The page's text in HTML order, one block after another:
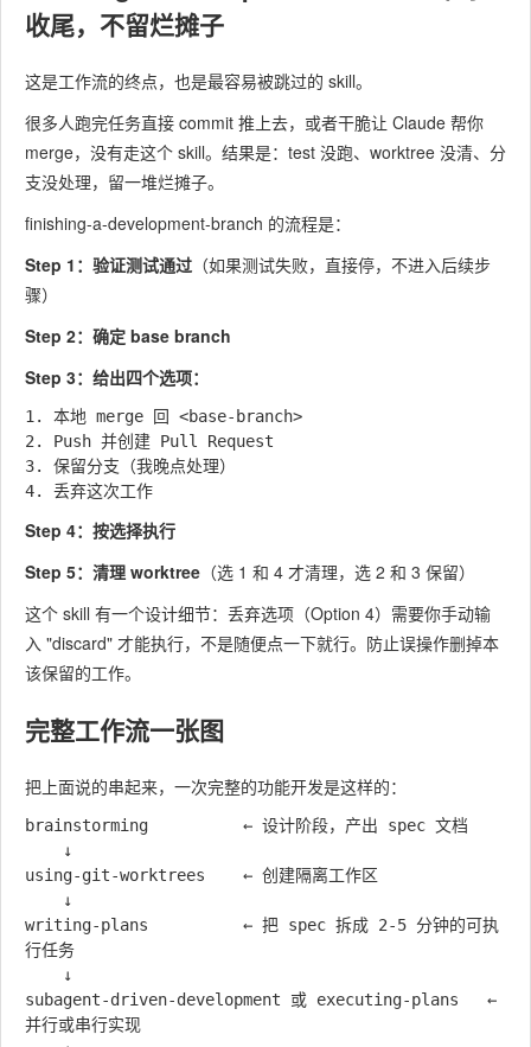
收尾，不留烂摊子
这是工作流的终点，也是最容易被跳过的 skill。
很多人跑完任务直接 commit 推上去，或者干脆让 Claude 帮你
merge，没有走这个 skill。结果是：test 没跑、worktree 没清、分
支没处理，留一堆烂摊子。
finishing-a-development-branch 的流程是：
Step 1：验证测试通过 （如果测试失败，直接停，不进入后续步
骤）
Step 2：确定 base branch
Step 3：给出四个选项：
1. 本地 merge 回 <base-branch>
2. Push 并创建 Pull Request
3. 保留分支（我晚点处理）
Step 4：按选择执行
Step 5：清理 worktree （选 1 和 4 才清理，选 2 和 3 保留）
这个 skill 有一个设计细节：丢弃选项（Option 4）需要你手动输
入 "discard" 才能执行，不是随便点一下就行。防止误操作删掉本
该保留的工作。
完整工作流一张图
把上面说的串起来，一次完整的功能开发是这样的：
brainstorming          ← 设计阶段，产出 spec 文档
using-git-worktrees    ← 创建隔离工作区
writing-plans          ← 把 spec 拆成 2-5 分钟的可执
行任务
subagent-driven-development 或 executing-plans   ←
并行或串行实现